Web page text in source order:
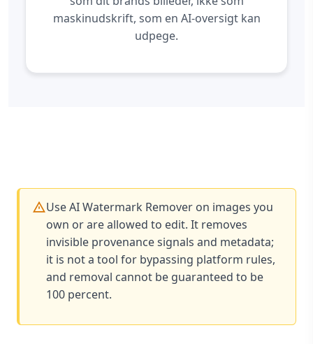
maskinudskrift, som en AI-oversigt kan
udpege.
Use AI Watermark Remover on images you
own or are allowed to edit. It removes
invisible provenance signals and metadata;
it is not a tool for bypassing platform rules,
and removal cannot be guaranteed to be
100 percent.